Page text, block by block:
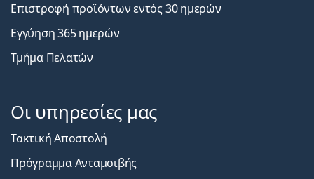
Επιστροφή προϊόντων εντός 30 ημερών
Εγγύηση 365 ημερών
Τμήμα Πελατών
Οι υπηρεσίες μας
Τακτική Αποστολή
Πρόγραμμα Ανταμοιβής